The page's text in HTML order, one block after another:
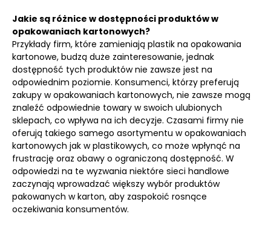
Jakie są różnice w dostępności produktów w
opakowaniach kartonowych?
Przykłady firm, które zamieniają plastik na opakowania
kartonowe, budzą duże zainteresowanie, jednak
dostępność tych produktów nie zawsze jest na
odpowiednim poziomie. Konsumenci, którzy preferują
zakupy w opakowaniach kartonowych, nie zawsze mogą
znaleźć odpowiednie towary w swoich ulubionych
sklepach, co wpływa na ich decyzje. Czasami firmy nie
oferują takiego samego asortymentu w opakowaniach
kartonowych jak w plastikowych, co może wpłynąć na
frustrację oraz obawy o ograniczoną dostępność. W
odpowiedzi na te wyzwania niektóre sieci handlowe
zaczynają wprowadzać większy wybór produktów
pakowanych w karton, aby zaspokoić rosnące
oczekiwania konsumentów.